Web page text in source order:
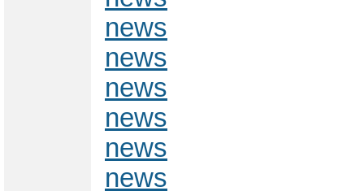
news
news
news
news
news
news